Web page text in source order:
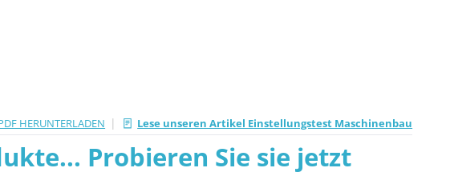
HERUNTERLADEN | Lese unseren Artikel Einstellungstest Maschinenbau
Probieren Sie sie jetzt